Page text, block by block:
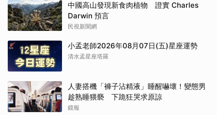
中國高山發現新食肉植物 證實 Charles
Darwin 預言
民視新聞網
小孟老師2026年08月07日(五)星座運勢
清水孟星座塔羅
人妻搭機「褲子沾精液」睡醒嚇壞！變態男
趁熟睡猥褻 下跪狂哭求原諒
鏡報